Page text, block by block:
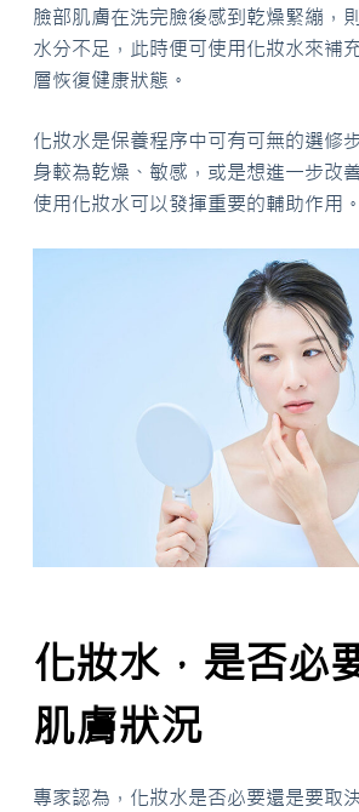
臉部肌膚在洗完臉後感到乾燥緊繃，
水分不足，此時便可使用化妝水來補
層恢復健康狀態。
化妝水是保養程序中可有可無的選修
身較為乾燥、敏感，或是想進一步改
使用化妝水可以發揮重要的輔助作用。
化妝水，是否必
肌膚狀況
專家認為，化妝水是否必要還是要取